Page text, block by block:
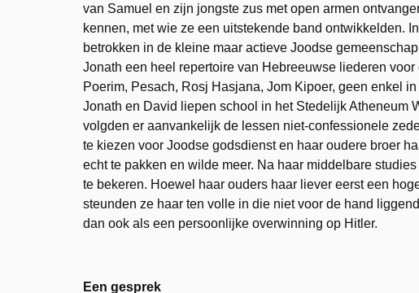
van Samuel en zijn jongste zus met open armen
kennen, met wie ze een uitstekende band ontwikkelden.
betrokken in de kleine maar actieve Joodse
Jonath een heel repertoire van Hebreeuwse liederen
Poerim, Pesach, Rosj Hasjana, Jom Kipoer, geen enkel
Jonath en David liepen school in het Stedelijk Atheneum
volgden er aanvankelijk de lessen niet-confessionele
te kiezen voor Joodse godsdienst en haar oudere broer
echt te pakken en wilde meer. Na haar middelbare
te bekeren. Hoewel haar ouders haar liever eerst een
steunden ze haar ten volle in die niet voor de hand
dan ook als een persoonlijke overwinning op Hitler.
Een gesprek